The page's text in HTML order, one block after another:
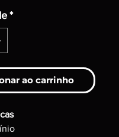
*
ao carrinho